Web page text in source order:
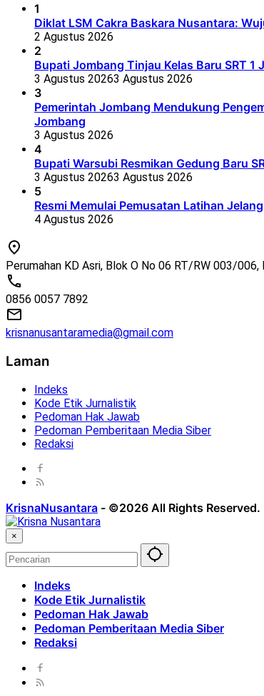
1
Diklat LSM Cakra Baskara Nusantara:
2 Agustus 2026
2
Bupati Jombang Tinjau Kelas Baru SRT
3 Agustus 20263 Agustus 2026
3
Pemerintah Jombang Mendukung
Jombang
3 Agustus 2026
4
Bupati Warsubi Resmikan Gedung Baru
3 Agustus 20263 Agustus 2026
5
Resmi Memulai Pemusatan Latihan
4 Agustus 2026
Perumahan KD Asri, Blok O No 06 RT/RW 003/
0856 0057 7892
krisnanusantaramedia@gmail.com
Laman
Indeks
Kode Etik Jurnalistik
Pedoman Hak Jawab
Pedoman Pemberitaan Media Siber
Redaksi
KrisnaNusantara - ©2026 All Rights Reserved.
×
Indeks
Kode Etik Jurnalistik
Pedoman Hak Jawab
Pedoman Pemberitaan Media Siber
Redaksi